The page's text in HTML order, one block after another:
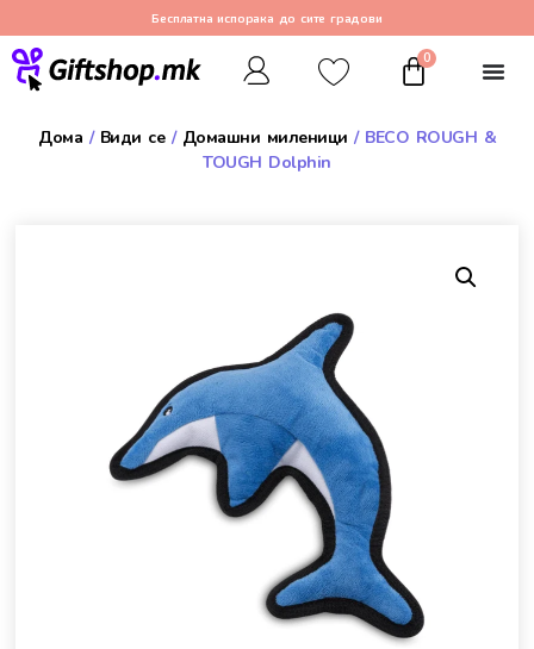
Бесплатна испорака до сите градови
0
Дома / Види се/ Домашни миленици / BECO ROUGH &
TOUGH Dolphin